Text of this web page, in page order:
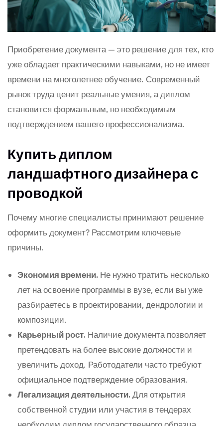
Приобретение документа — это решение для тех, кто
уже обладает практическими навыками, но не имеет
времени на многолетнее обучение. Современный
рынок труда ценит реальные умения, а диплом
становится формальным, но необходимым
подтверждением вашего профессионализма.
Купить диплом
ландшафтного дизайнера с
проводкой
Почему многие специалисты принимают решение
оформить документ? Рассмотрим ключевые
причины.
Экономия времени. Не нужно тратить несколько
лет на освоение программы в вузе, если вы уже
разбираетесь в проектировании, дендрологии и
композиции.
Карьерный рост. Наличие документа позволяет
претендовать на более высокие должности и
увеличить доход. Работодатели часто требуют
официальное подтверждение образования.
Легализация деятельности.Для открытия
собственной студии или участия в тендерах